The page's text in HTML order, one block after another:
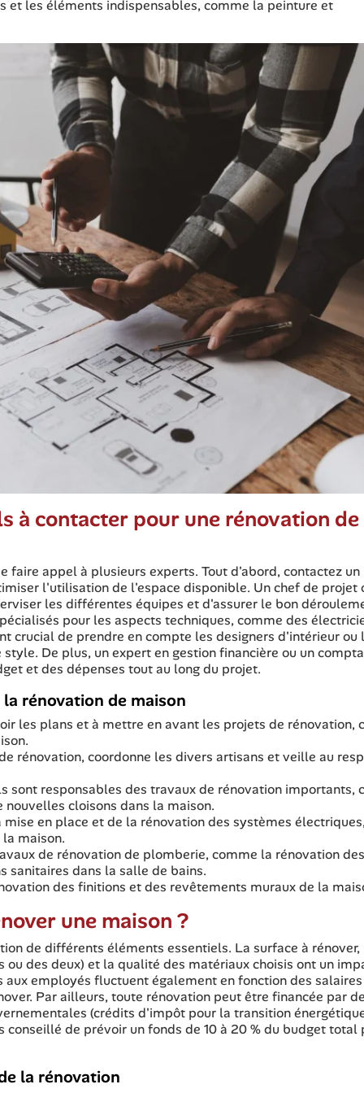
et les éléments indispensables, comme la peinture et
à contacter pour une rénovation de
faire appel à plusieurs experts. Tout d'abord, contactez un
l'utilisation de l'espace disponible. Un chef de projet
les différentes équipes et d'assurer le bon
pour les aspects techniques, comme des
crucial de prendre en compte les designers d'intérieur ou
De plus, un expert en gestion financière ou un
et des dépenses tout au long du projet.
rénovation de maison
les plans et à mettre en avant les projets de rénovation,
rénovation, coordonne les divers artisans et veille au
sont responsables des travaux de rénovation importants,
cloisons dans la maison.
en place et de la rénovation des systèmes
maison.
de rénovation de plomberie, comme la rénovation des
sanitaires dans la salle de bains.
des finitions et des revêtements muraux de la
une maison ?
de différents éléments essentiels. La surface à rénover,
des deux) et la qualité des matériaux choisis ont un
aux employés fluctuent également en fonction des
Par ailleurs, toute rénovation peut être financée par
(crédits d'impôt pour la transition
de prévoir un fonds de 10 à 20 % du budget total
la rénovation